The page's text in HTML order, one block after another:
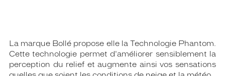
La marque Bollé propose elle la Technologie Phantom.
Cette technologie permet d'améliorer sensiblement la
perception du relief et augmente ainsi vos sensations